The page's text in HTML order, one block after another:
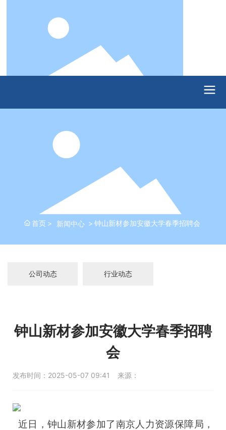
首页 新闻中心 钟山新材参加安徽大学春季招聘会
公司动态 行业动态
钟山新材参加安徽大学春季招聘
会
发布时间： 2025-05-07 09:41 来源：
近日，钟山新材参加了南京人力资源保障局，